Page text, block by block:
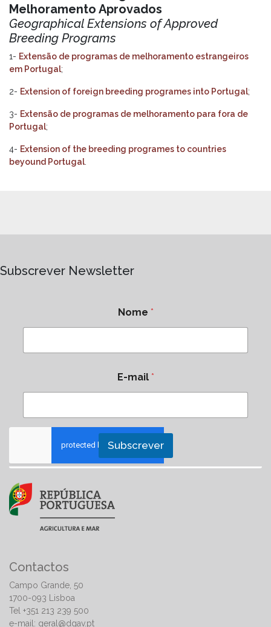
Melhoramento Aprovados
Geographical Extensions of Approved
Breeding Programs
1- Extensão de programas de melhoramento estrangeiros
em Portugal;
2- Extension of foreign breeding programes into Portugal;
3- Extensão de programas de melhoramento para fora de
Portugal;
4- Extension of the breeding programes to countries
beyound Portugal
Subscrever Newsletter
Nome *
E-mail *
Subscrever
Contactos
Campo Grande, 50
1700-093 Lisboa
Tel +351 213 239 500
e-mail: geral@dgav.pt